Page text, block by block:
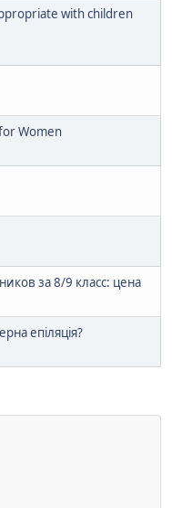
with children
Women
за 8/9 класс: цена
епіляція?